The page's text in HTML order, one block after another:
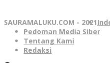
SAURAMALUKU.COM - 2021
Pedoman Media Siber
Tentang Kami
Redaksi